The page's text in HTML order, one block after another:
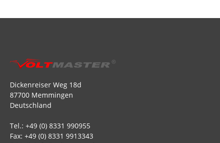
Dickenreiser Weg 18d
87700 Memmingen
Deutschland
Tel.: +49 (0) 8331 990955
Fax: +49 (0) 8331 9913343